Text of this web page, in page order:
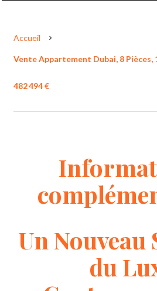
Accueil
Vente Appartement Dubai, 8 Pièces,
482 494 €
Un Nouveau
du